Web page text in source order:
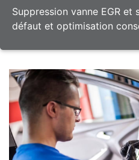
Suppression vanne EGR et
défaut et optimisation